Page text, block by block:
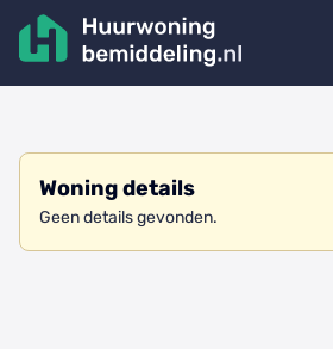
Woning details
Geen details gevonden.